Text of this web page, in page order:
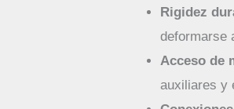
Rigidez
deformarse
Acceso de
auxiliares y